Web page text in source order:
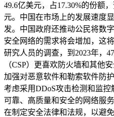
49.6亿美元，占17.30%的份额
元。中国在市场上的发展速度
发。中国政府还推动公民将数
安全网络的需求将会增加，这
研究人员的调查，到2023年，
（CSP）更喜欢防火墙和其他
加强对恶意软件和勒索软件防
考虑采用DDoS攻击检测和监
可靠、高质量和安全的网络服
在制定安全法律和法规，以避免